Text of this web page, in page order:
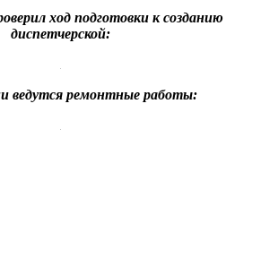
ход подготовки к созданию
диспетчерской:
ведутся ремонтные работы: